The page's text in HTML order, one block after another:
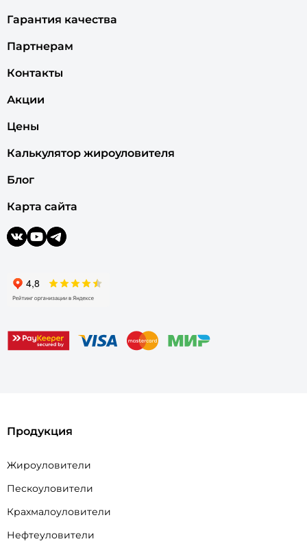
Гарантия качества
Партнерам
Контакты
Акции
Цены
Калькулятор жироуловителя
Блог
Карта сайта
Продукция
Жироуловители
Пескоуловители
Крахмалоуловители
Нефтеуловители